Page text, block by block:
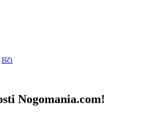
Išči
Nogomania.com!